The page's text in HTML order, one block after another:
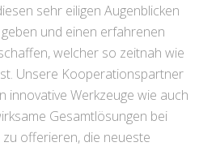
sehr eiligen Augenblicken
und einen erfahrenen
welcher so zeitnah wie
Unsere Kooperationspartner
innovative Werkzeuge wie auch
Gesamtlösungen bei
zu offerieren, die neueste